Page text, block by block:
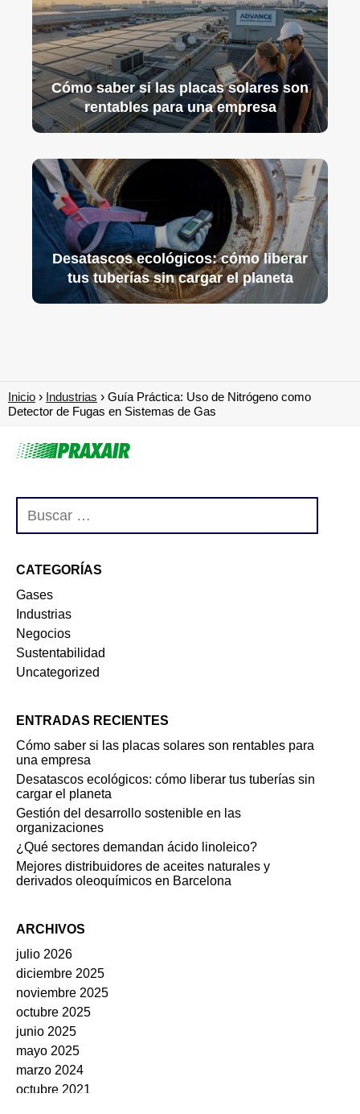
Cómo saber si las placas solares son
rentables para una empresa
Desatascos ecológicos: cómo liberar
tus tuberías sin cargar el planeta
Inicio Industrias
Guía Práctica: Uso de Nitrógeno como
Detector de Fugas en Sistemas de Gas
CATEGORÍAS
Gases
Industrias
Negocios
Sustentabilidad
Uncategorized
ENTRADAS RECIENTES
Cómo saber si las placas solares son rentables para
una empresa
Desatascos ecológicos: cómo liberar tus tuberías sin
cargar el planeta
Gestión del desarrollo sostenible en las
organizaciones
¿Qué sectores demandan ácido linoleico?
Mejores distribuidores de aceites naturales y
derivados oleoquímicos en Barcelona
ARCHIVOS
julio 2026
diciembre 2025
noviembre 2025
octubre 2025
junio 2025
mayo 2025
marzo 2024
octubre 2021